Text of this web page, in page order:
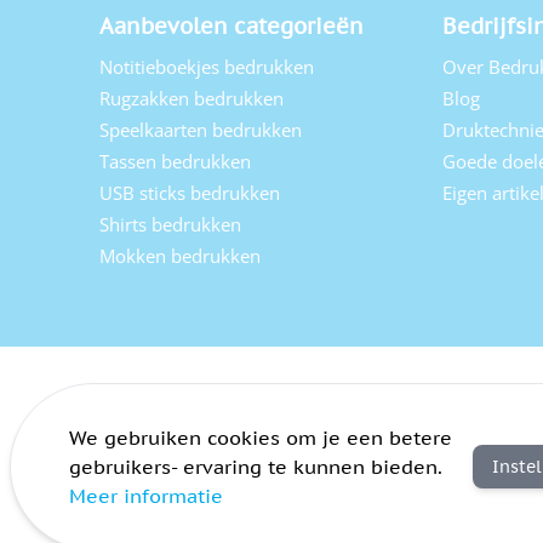
Aanbevolen categorieën
Notitieboekjes bedrukken
Rugzakken bedrukken
Speelkaarten bedrukken
Tassen bedrukken
USB sticks bedrukken
Shirts bedrukken
Mokken bedrukken
Over
Blog
Goede
Eigen
Algemene voorwaarden
We gebruiken cookies om je een betere
gebruikers- ervaring te kunnen bieden.
Meer informatie